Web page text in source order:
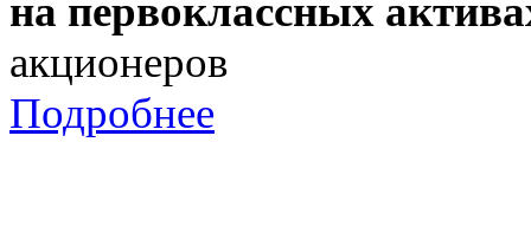
на первоклассных
акционеров
Подробнее